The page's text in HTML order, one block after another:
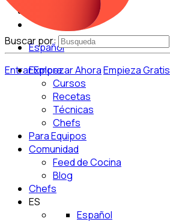
Español
EntrarEmpezar AhoraEmpieza Gratis
Buscar por:
Explora
Cursos
Recetas
Técnicas
Chefs
Para Equipos
Comunidad
Feed de Cocina
Blog
Chefs
ES
Español